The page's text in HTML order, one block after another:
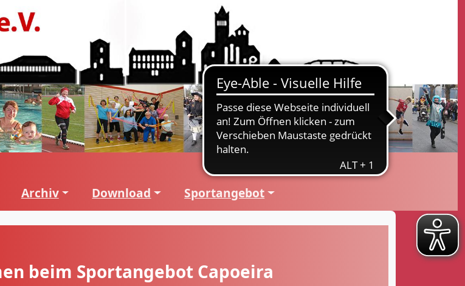
Archiv Download Sportangebot
beim Sportangebot Capoeira